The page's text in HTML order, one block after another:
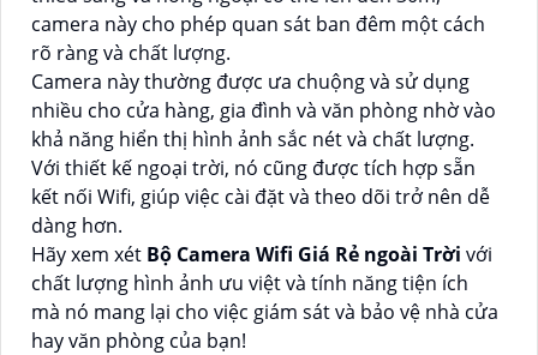
camera này cho phép quan sát ban đêm một cách
rõ ràng và chất lượng.
Camera này thường được ưa chuộng và sử dụng
nhiều cho cửa hàng, gia đình và văn phòng nhờ vào
khả năng hiển thị hình ảnh sắc nét và chất lượng.
Với thiết kế ngoại trời, nó cũng được tích hợp sẵn
kết nối Wifi, giúp việc cài đặt và theo dõi trở nên dễ
dàng hơn.
Hãy xem xét Bộ Camera Wifi Giá Rẻ ngoài Trời với
chất lượng hình ảnh ưu việt và tính năng tiện ích
mà nó mang lại cho việc giám sát và bảo vệ nhà cửa
hay văn phòng của bạn!